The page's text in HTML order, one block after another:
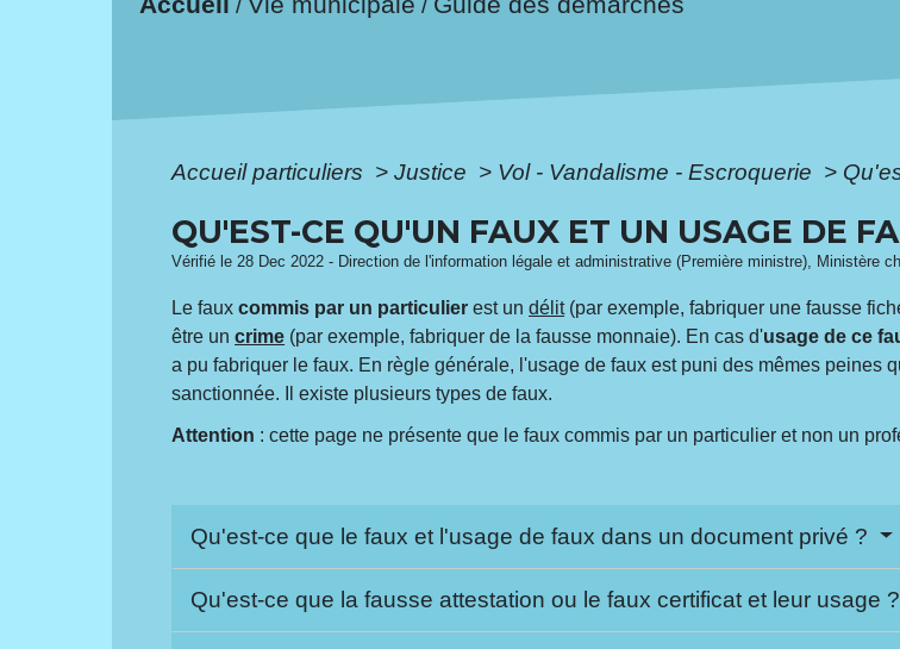
/ /
Accueil particuliers > Justice > Vol - Vandalisme - Escroquerie >
QU'EST-CE QU'UN FAUX ET UN USAGE DE
Vérifié le 28 Dec 2022 - Direction de l'information légale et administrative (Première ministre), Ministère
Le fauxcommis par un particulier est undélit(par exemple, fabriquer une fausse
être uncrime (par exemple, fabriquer de la fausse monnaie). En cas d'usage de ce
a pu fabriquer le faux. En règle générale, l'usage de faux est puni des mêmes peines
sanctionnée. Il existe plusieurs types de faux.
Attention : cette page ne présente que le faux commis par un particulier et non un
Qu'est-ce que le faux et l'usage de faux dans un document privé ?
Qu'est-ce que la fausse attestation ou le faux certificat et leur usage ?